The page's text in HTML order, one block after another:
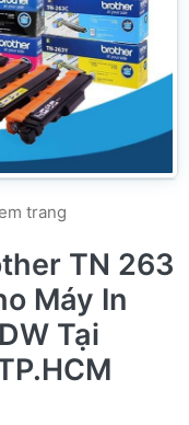
trang
TN 263
Máy In
Tại